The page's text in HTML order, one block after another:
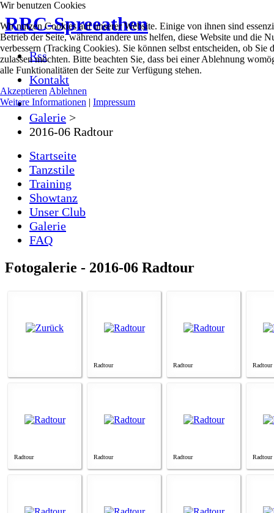
RRC-Spreeathen
Rss
Kontakt
Galerie >
2016-06 Radtour
Startseite
Tanzstile
Training
Showtanz
Unser Club
Galerie
FAQ
Fotogalerie - 2016-06 Radtour
Radtour Radtour Radtour
Radtour Radtour Radtour Radtour
Wir benutzen Cookies
Wir nutzen Cookies auf unserer Website. Einige von ihnen sind
Betrieb der Seite, während andere uns helfen, diese Website und die
verbessern (Tracking Cookies). Sie können selbst entscheiden, ob Sie
zulassen möchten. Bitte beachten Sie, dass bei einer Ablehnung
alle Funktionalitäten der Seite zur Verfügung stehen.
Akzeptieren Ablehnen
Weitere Informationen | Impressum